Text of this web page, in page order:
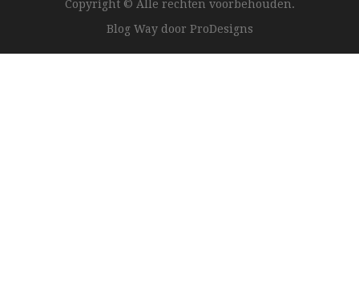
Copyright © Alle rechten voorbehouden.
Blog Way door ProDesigns